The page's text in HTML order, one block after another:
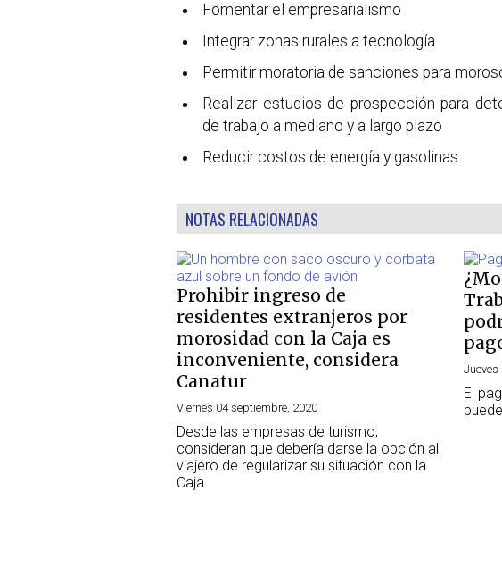
Fomentar el empresarialismo
Integrar zonas rurales a tecnología
Permitir moratoria de sanciones para
Realizar estudios de prospección para
de trabajo a mediano y a largo plazo
Reducir costos de energía y gasolinas
NOTAS RELACIONADAS
Prohibir ingreso de
residentes extranjeros por
morosidad con la Caja es
inconveniente, considera
Canatur
Viernes 04 septiembre, 2020
Desde las empresas de turismo,
consideran que debería darse la opción al
viajero de regularizar su situación con la
Caja.
Jueves
El